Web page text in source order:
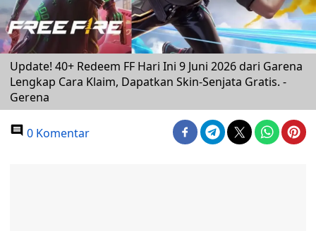
Update! 40+ Redeem FF Hari Ini 9 Juni 2026 dari Garena
Lengkap Cara Klaim, Dapatkan Skin-Senjata Gratis. -
Gerena
0 Komentar